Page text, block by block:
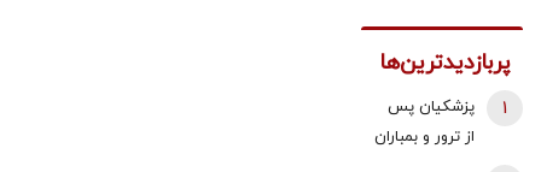
پربازدیدترین‌ها
پزشکیان پس
از ترور و بمباران
1